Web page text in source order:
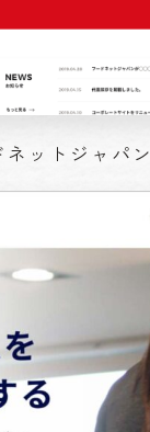
ットジャパン